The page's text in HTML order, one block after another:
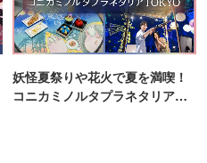
妖怪夏祭りや花火で夏を満喫！
コニカミノルタプラネタリア